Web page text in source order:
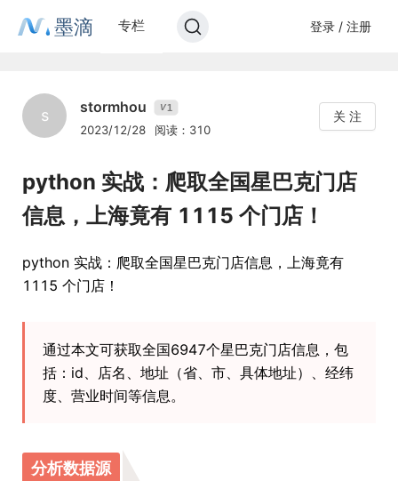
墨滴 专栏 登录 / 注册
s stormhou V1
2023/12/28 阅读：310
关 注
python 实战：爬取全国星巴克门店
信息，上海竟有 1115 个门店！
python 实战：爬取全国星巴克门店信息，上海竟有
1115 个门店！
通过本文可获取全国6947个星巴克门店信息，包
括：id、店名、地址（省、市、具体地址）、经纬
度、营业时间等信息。
分析数据源